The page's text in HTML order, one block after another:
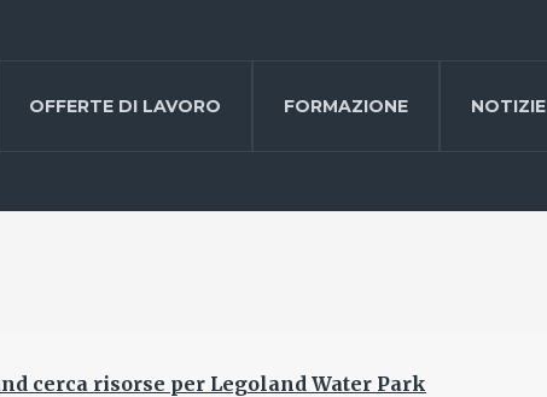
OFFERTE DI LAVORO FORMAZIONE NOTIZIE
cerca risorse per Legoland Water Park